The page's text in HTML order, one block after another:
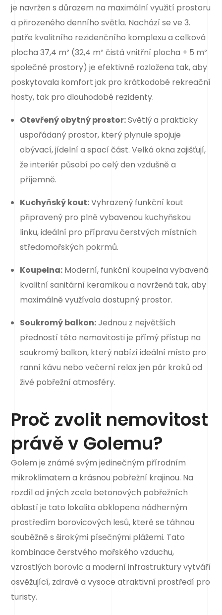
je navržen s důrazem na maximální využití prostoru
a přirozeného denního světla. Nachází se ve 3.
patře kvalitního rezidenčního komplexu a celková
plocha 37,4 m² (32,4 m² čistá vnitřní plocha + 5 m²
společné prostory) je efektivně rozložena tak, aby
poskytovala komfort jak pro krátkodobé rekreační
hosty, tak pro dlouhodobé rezidenty.
Otevřený obytný prostor:Světlý a prakticky
uspořádaný prostor, který plynule spojuje
obývací, jídelní a spací část. Velká okna zajišťují,
že interiér působí po celý den vzdušně a
příjemně.
Kuchyňský kout:Vyhrazený funkční kout
připravený pro plně vybavenou kuchyňskou
linku, ideální pro přípravu čerstvých místních
středomořských pokrmů.
Koupelna: Moderní, funkční koupelna vybavená
kvalitní sanitární keramikou a navržená tak, aby
maximálně využívala dostupný prostor.
Soukromý balkon:Jednou z největších
předností této nemovitosti je přímý přístup na
soukromý balkon, který nabízí ideální místo pro
ranní kávu nebo večerní relax jen pár kroků od
živé pobřežní atmosféry.
Proč zvolit nemovitost
právě v Golemu?
Golem je známé svým jedinečným přírodním
mikroklimatem a krásnou pobřežní krajinou. Na
rozdíl od jiných zcela betonových pobřežních
oblastí je tato lokalita obklopena nádherným
prostředím borovicových lesů, které se táhnou
souběžně s širokými písečnými plážemi. Tato
kombinace čerstvého mořského vzduchu,
vzrostlých borovic a moderní infrastruktury vytváří
osvěžující, zdravé a vysoce atraktivní prostředí pro
turisty.